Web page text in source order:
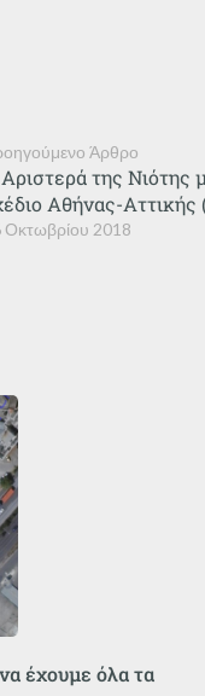
Άρθρο
Οκτωβρίου 2018
της Νιότης
Αθήνας-Αττικής
έχουμε όλα τα